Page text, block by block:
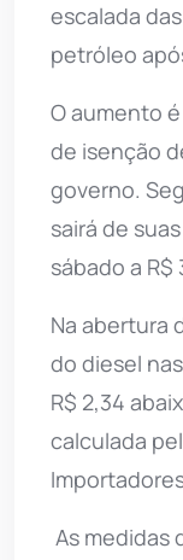
escalada
petróleo
O aumento
de isenção
governo.
sairá de
sábado a R$
Na abertura
do diesel
R$ 2,34
calculada
As medidas